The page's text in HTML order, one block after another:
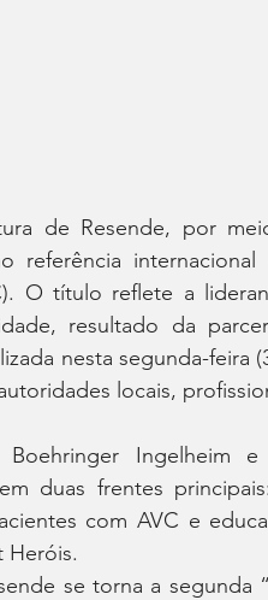
de Resende, por
referência
O título reflete a
resultado da
nesta segunda-feira
locais,
Boehringer Ingelheim
duas frentes
com AVC e
Heróis.
se torna a